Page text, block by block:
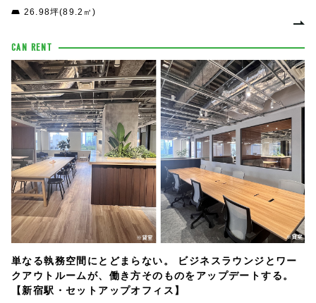
26.98坪(89.2㎡)
CAN RENT
単なる執務空間にとどまらない。 ビジネスラウンジとワー
クアウトルームが、働き方そのものをアップデートする。
【新宿駅・セットアップオフィス】